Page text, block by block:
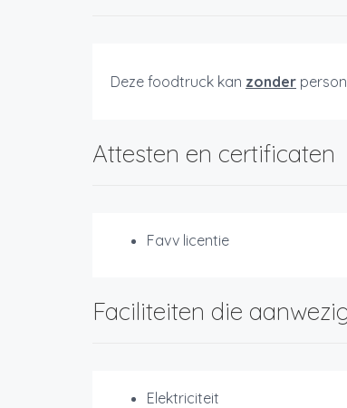
Deze foodtruck kan zonder
Attesten en certificaten
Favv licentie
Faciliteiten die
Elektriciteit